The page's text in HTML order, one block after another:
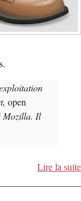
open
Mozilla. Il
Lire la suite